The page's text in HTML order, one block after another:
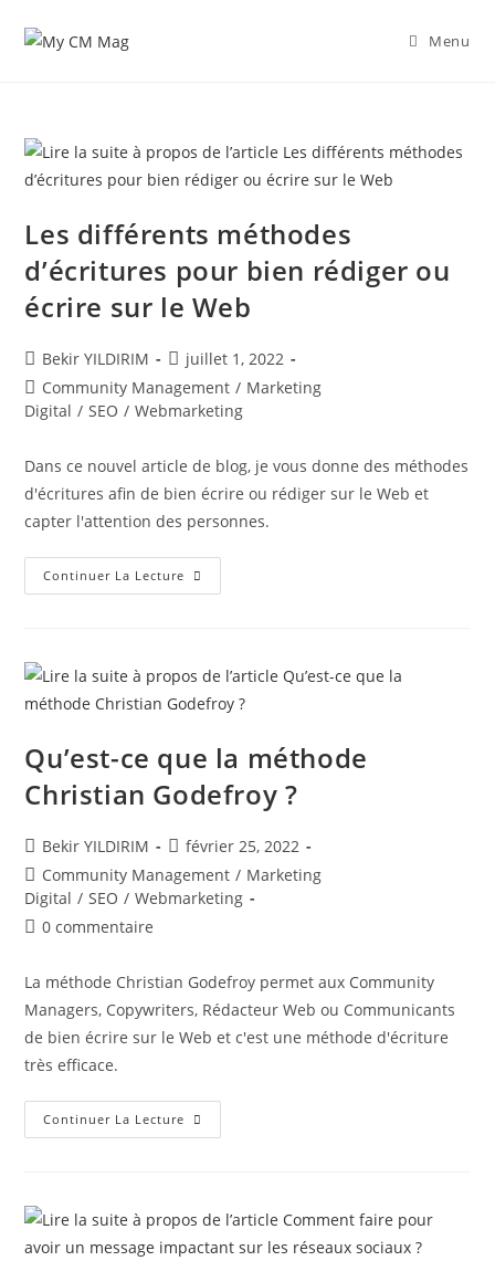
Menu
Les différents méthodes
d’écritures pour bien rédiger ou
écrire sur le Web
Auteur/autrice
de
la
publication :
Bekir YILDIRIM
Publication
publiée :
juillet 1, 2022
Post
category:
Community Management / Marketing
Digital / SEO / Webmarketing
Dans ce nouvel article de blog, je vous donne des méthodes
d'écritures afin de bien écrire ou rédiger sur le Web et
capter l'attention des personnes.
Continuer La Lecture Les
Différents
Rédiger
Ou
Écrire
Sur
Web
Qu’est-ce que la méthode
Christian Godefroy ?
Auteur/autrice
de
la
publication :
Bekir YILDIRIM
Publication
publiée :
février 25, 2022
Post
category:
Community Management / Marketing
Digital / SEO / Webmarketing
Commentaires
la
publication :
0 commentaire
La méthode Christian Godefroy permet aux Community
Managers, Copywriters, Rédacteur Web ou Communicants
de bien écrire sur le Web et c'est une méthode d'écriture
très efficace.
Continuer La Lecture Qu’est-
Ce
Godefroy
?